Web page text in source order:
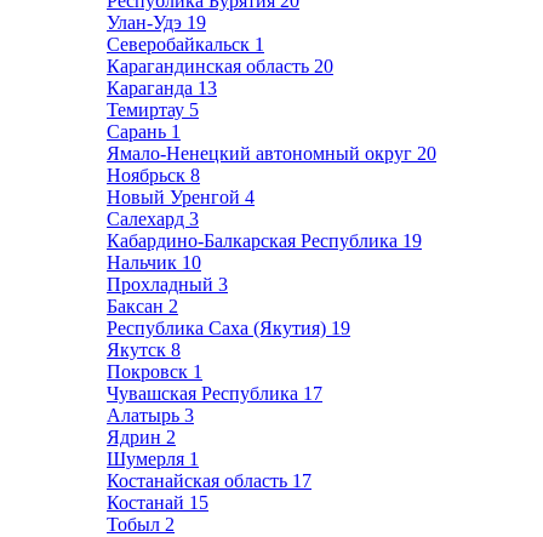
Улан-Удэ 19
Северобайкальск 1
Карагандинская область 20
Караганда 13
Темиртау 5
Сарань 1
Ямало-Ненецкий автономный округ 20
Ноябрьск 8
Новый Уренгой 4
Салехард 3
Кабардино-Балкарская Республика 19
Нальчик 10
Прохладный 3
Баксан 2
Республика Саха (Якутия) 19
Якутск 8
Покровск 1
Чувашская Республика 17
Алатырь 3
Ядрин 2
Шумерля 1
Костанайская область 17
Костанай 15
Тобыл 2